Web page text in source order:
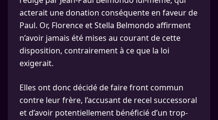
acterait une donation conséquente en faveur de
Paul. Or, Florence et Stella Belmondo affirment
n’avoir jamais été mises au courant de cette
disposition, contrairement à ce que la loi
exigerait.
Elles ont donc décidé de faire front commun
contre leur frère, l’accusant de recel successoral
et d’avoir potentiellement bénéficié d’un trop-